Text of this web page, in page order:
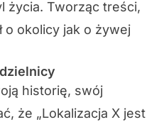
życia. Tworząc treści,
o okolicy jak o żywej
historię, swój
że „Lokalizacja X jest